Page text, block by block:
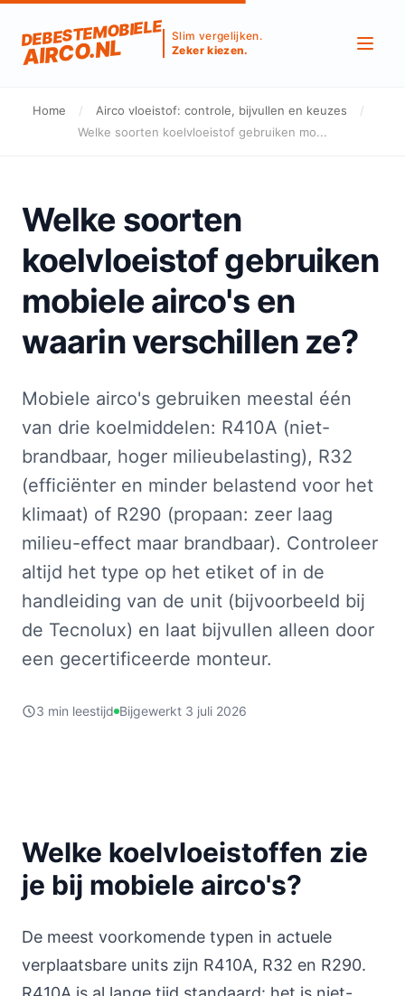
DEBESTEMOBIELE
AIRCO.NL
Slim vergelijken.
Zeker kiezen.
Home / Airco vloeistof: controle, bijvullen en keuzes
/
Welke soorten koelvloeistof gebruiken mo...
Welke soorten
koelvloeistof gebruiken
mobiele airco's en
waarin verschillen ze?
Mobiele airco's gebruiken meestal één
van drie koelmiddelen: R410A (niet-
brandbaar, hoger milieubelasting), R32
(efficiënter en minder belastend voor het
klimaat) of R290 (propaan: zeer laag
milieu-effect maar brandbaar). Controleer
altijd het type op het etiket of in de
handleiding van de unit (bijvoorbeeld bij
de Tecnolux) en laat bijvullen alleen door
een gecertificeerde monteur.
3 min leestijd Bijgewerkt 3 juli 2026
Welke koelvloeistoffen zie
je bij mobiele airco's?
De meest voorkomende typen in actuele
verplaatsbare units zijn R410A, R32 en R290.